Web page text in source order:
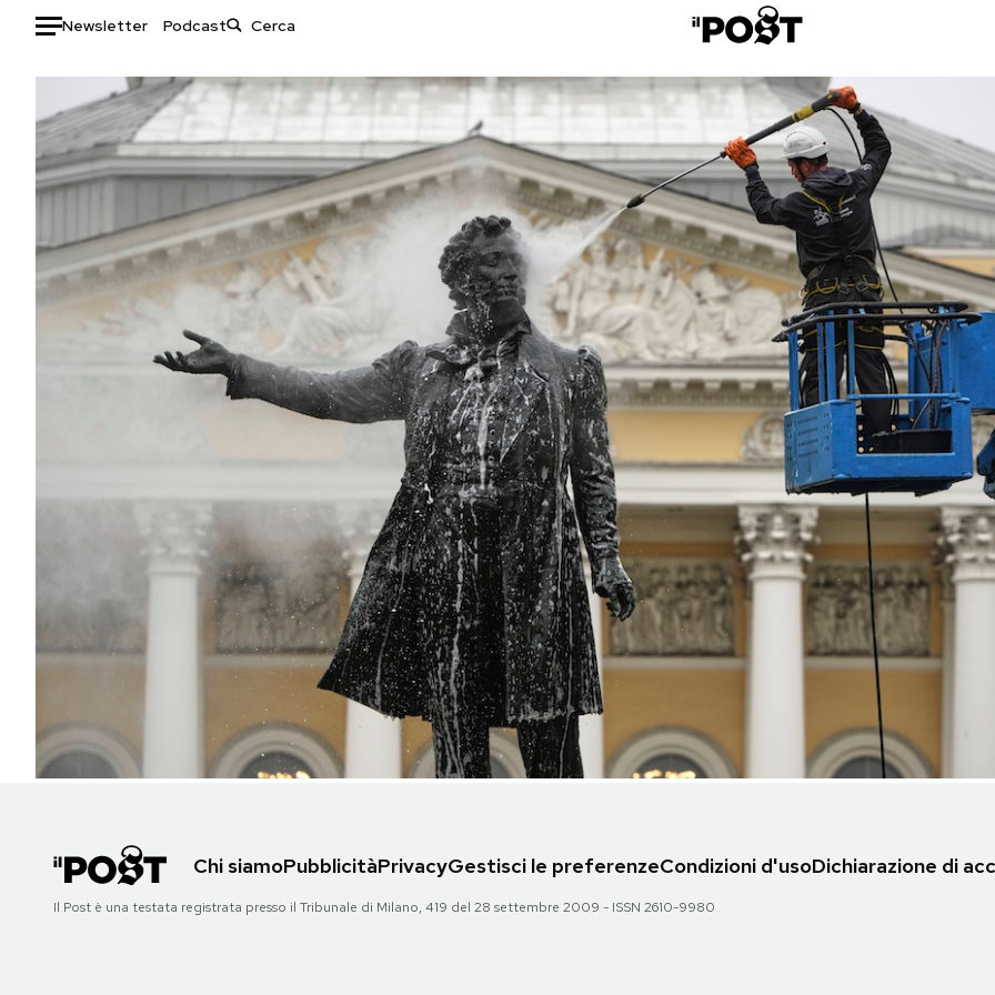
Newsletter Podcast
Auto
HOME
Italia
Mondo
Politica
Tecnologia
Internet
Moda
Libri
Consumismi
Storie/Idee
Ok Boomer!
Media
Europa
Altrecose
Mondiali calcio 2026
SHOP
AREA PERSONALE
Chi siamoPubblicitàPrivacyGestisci le preferenzeCondizioni d'usoDichiarazione di
Il Post è una testata registrata presso il Tribunale di Milano, 419 del 28 settembre 2009 - ISSN 2610-9980